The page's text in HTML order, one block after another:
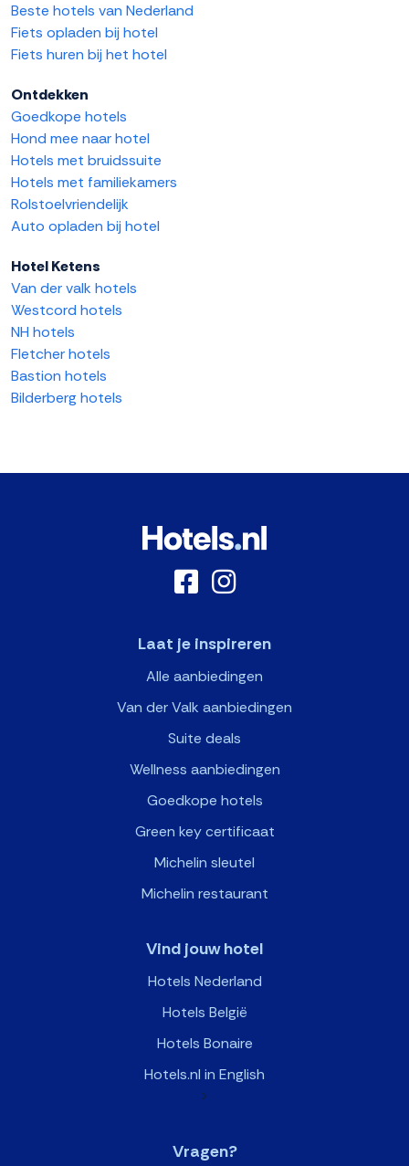
Beste hotels van Nederland
Fiets opladen bij hotel
Fiets huren bij het hotel
Ontdekken
Goedkope hotels
Hond mee naar hotel
Hotels met bruidssuite
Hotels met familiekamers
Rolstoelvriendelijk
Auto opladen bij hotel
Hotel Ketens
Van der valk hotels
Westcord hotels
NH hotels
Fletcher hotels
Bastion hotels
Bilderberg hotels
Laat je inspireren
Alle aanbiedingen
Van der Valk aanbiedingen
Suite deals
Wellness aanbiedingen
Goedkope hotels
Green key certificaat
Michelin sleutel
Michelin restaurant
Vind jouw hotel
Hotels Nederland
Hotels België
Hotels Bonaire
Hotels.nl in English
>
Vragen?